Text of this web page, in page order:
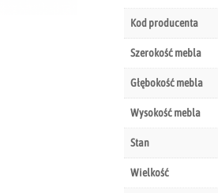
Kod producenta
Szerokość mebla
Głębokość mebla
Wysokość mebla
Stan
Wielkość